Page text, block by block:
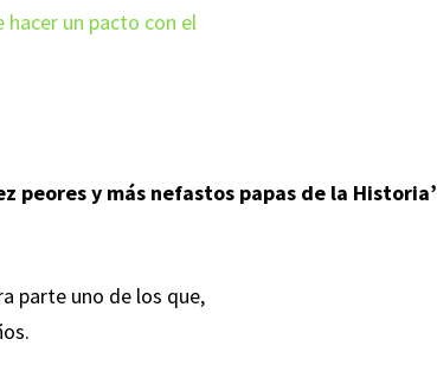
hacer un pacto con el
peores y más nefastos papas de la Historia’
parte uno de los que,